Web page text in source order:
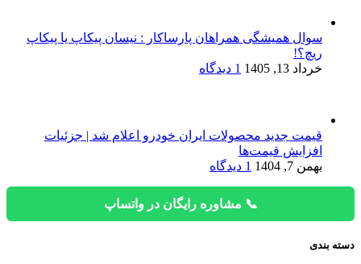
سوال همیشگی همراهان پارساکار : نیسان پیکاپ یا پیکاپ
ریچ؟!
خرداد 13, 1405
1 دیدگاه
قیمت جدید محصولات ایران خودرو اعلام شد | جزئیات
افزایش قیمت‌ها
بهمن 7, 1404
1 دیدگاه
📞 مشاوره رایگان در واتساپ
دسته بندی